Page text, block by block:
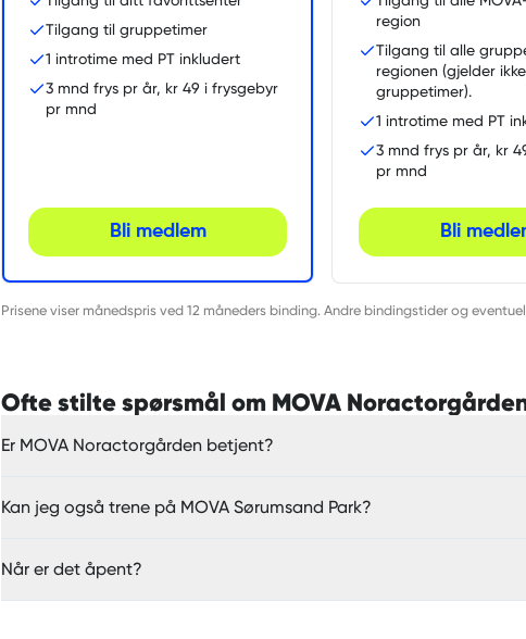
Tilgang til gruppetimer
1 introtime med PT inkludert
3 mnd frys pr år, kr 49 i frysgebyr
pr mnd
Bli medlem
region
Tilgang til alle
regionen (gjelder
gruppetimer).
1 introtime med PT
3 mnd frys pr år, kr
pr mnd
Bli
Prisene viser månedspris ved 12 måneders binding. Andre bindingstider og
Ofte stilte spørsmål om MOVA
Er MOVA Noractorgården betjent?
Kan jeg også trene på MOVA Sørumsand Park?
Når er det åpent?